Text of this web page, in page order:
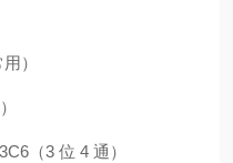
）
（3 位 4 通）